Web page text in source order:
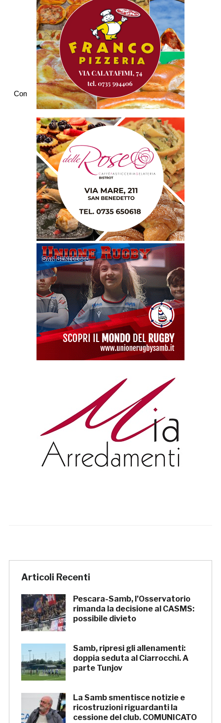
Commenti
Articoli Recenti
Pescara-Samb, l’Osservatorio
rimanda la decisione al CASMS:
possibile divieto
Samb, ripresi gli allenamenti:
doppia seduta al Ciarrocchi. A
parte Tunjov
La Samb smentisce notizie e
ricostruzioni riguardanti la
cessione del club. COMUNICATO